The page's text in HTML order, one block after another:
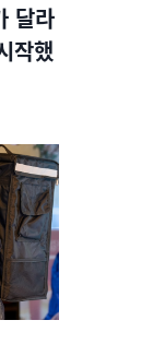
달라
작했